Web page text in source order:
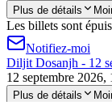
Plus de détails
Les billets sont
Notifiez-moi
Diljit Dosanjh - 12
12 septembre 2026,
Plus de détails